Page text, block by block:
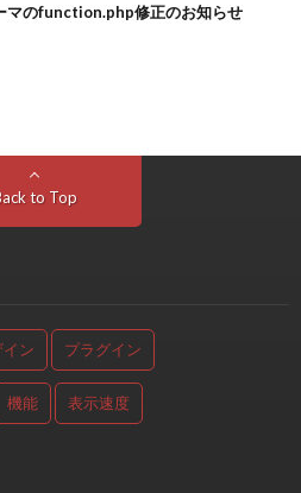
マのfunction.php修正のお知らせ
to Top
イン プラグイン
機能 表示速度